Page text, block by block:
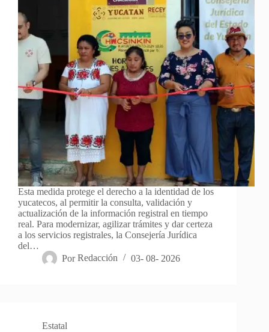
Esta medida protege el derecho a la identidad de los
yucatecos, al permitir la consulta, validación y
actualización de la información registral en tiempo
real. Para modernizar, agilizar trámites y dar certeza
a los servicios registrales, la Consejería Jurídica
del…
Por Redacción 03- 08- 2026
Estatal